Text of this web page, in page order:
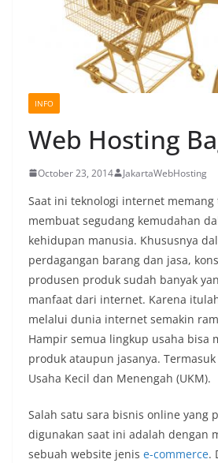
INFO
Web Hosting
October 23, 2014 JakartaWebHosting
Saat ini teknologi internet
membuat segudang kemudahan
kehidupan manusia. Khususnya
perdagangan barang dan jasa,
produsen produk sudah banyak
manfaat dari internet. Karena
melalui dunia internet semakin
Hampir semua lingkup usaha bisa
produk ataupun jasanya.
Usaha Kecil dan Menengah (UKM).
Salah satu sara bisnis online yang
digunakan saat ini adalah dengan
sebuah website jenis e-commerce.